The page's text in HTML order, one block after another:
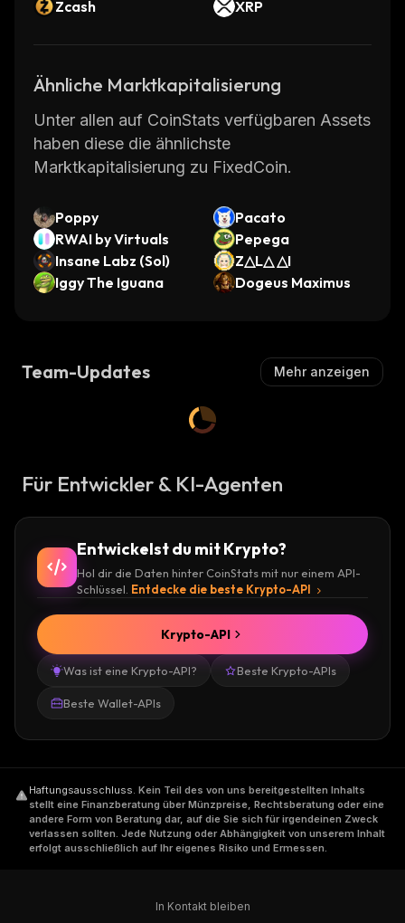
Zcash XRP
Ähnliche Marktkapitalisierung
Unter allen auf CoinStats verfügbaren Assets
haben diese die ähnlichste
Marktkapitalisierung zu FixedCoin.
Poppy
Pacato
RWAI by Virtuals
Pepega
Insane Labz (Sol)
Z△L△ △I
Iggy The Iguana
Dogeus Maximus
Team-Updates Mehr anzeigen
Für Entwickler & KI-Agenten
Entwickelst du mit Krypto?
Hol dir die Daten hinter CoinStats mit nur einem API-
Schlüssel. Entdecke die beste Krypto-API
Was ist eine Krypto-API? Beste Krypto-APIs
Beste Wallet-APIs
Krypto-API
Haftungsausschluss. Kein Teil des von uns bereitgestellten Inhalts
stellt eine Finanzberatung über Münzpreise, Rechtsberatung oder eine
andere Form von Beratung dar, auf die Sie sich für irgendeinen Zweck
verlassen sollten. Jede Nutzung oder Abhängigkeit von unserem Inhalt
erfolgt ausschließlich auf Ihr eigenes Risiko und Ermessen.
In Kontakt bleiben